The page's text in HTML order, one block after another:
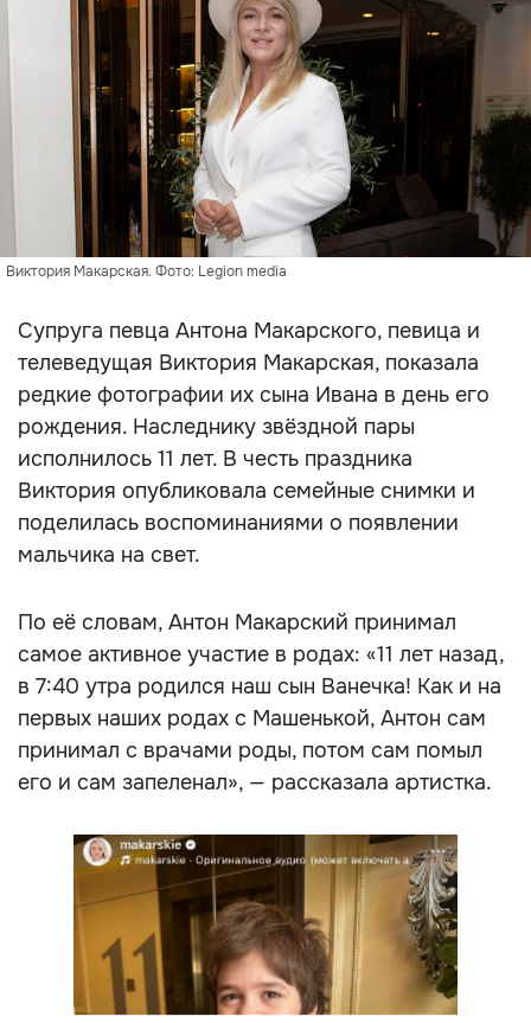
Виктория Макарская. Фото: Legion media
Супруга певца Антона Макарского, певица и
телеведущая Виктория Макарская, показала
редкие фотографии их сына Ивана в день его
рождения. Наследнику звёздной пары
исполнилось 11 лет. В честь праздника
Виктория опубликовала семейные снимки и
поделилась воспоминаниями о появлении
мальчика на свет.
По её словам, Антон Макарский принимал
самое активное участие в родах: «11 лет назад,
в 7:40 утра родился наш сын Ванечка! Как и на
первых наших родах с Машенькой, Антон сам
принимал с врачами роды, потом сам помыл
его и сам запеленал», — рассказала артистка.